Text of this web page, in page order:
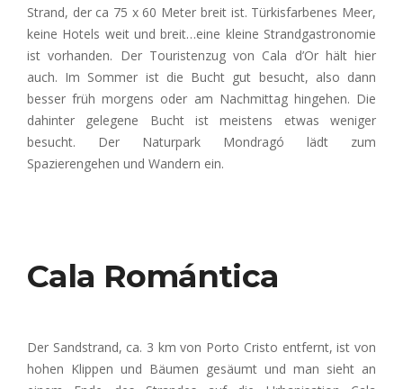
Strand, der ca 75 x 60 Meter breit ist. Türkisfarbenes Meer,
keine Hotels weit und breit…eine kleine Strandgastronomie
ist vorhanden. Der Touristenzug von Cala d’Or hält hier
auch. Im Sommer ist die Bucht gut besucht, also dann
besser früh morgens oder am Nachmittag hingehen. Die
dahinter gelegene Bucht ist meistens etwas weniger
besucht. Der Naturpark Mondragó lädt zum
Spazierengehen und Wandern ein.
Cala Romántica
Der Sandstrand, ca. 3 km von Porto Cristo entfernt, ist von
hohen Klippen und Bäumen gesäumt und man sieht an